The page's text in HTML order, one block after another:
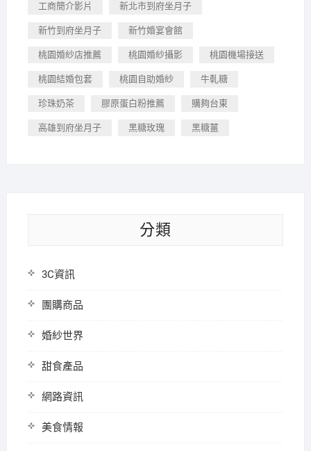
工商簡介影片 新北市到府坐月子
新竹到府坐月子 新竹婚宴會館
桃園婚紗店推薦 桃園婚紗攝影 桃園機場接送
桃園結婚包套 桃園自助婚紗 牛軋糖
珍珠奶茶 膠原蛋白粉推薦 購夠台東
高雄到府坐月子 黑糖玫瑰 黑糖薑
分類
3C資訊
團購商品
婚紗世界
甜食產品
網路資訊
美食情報